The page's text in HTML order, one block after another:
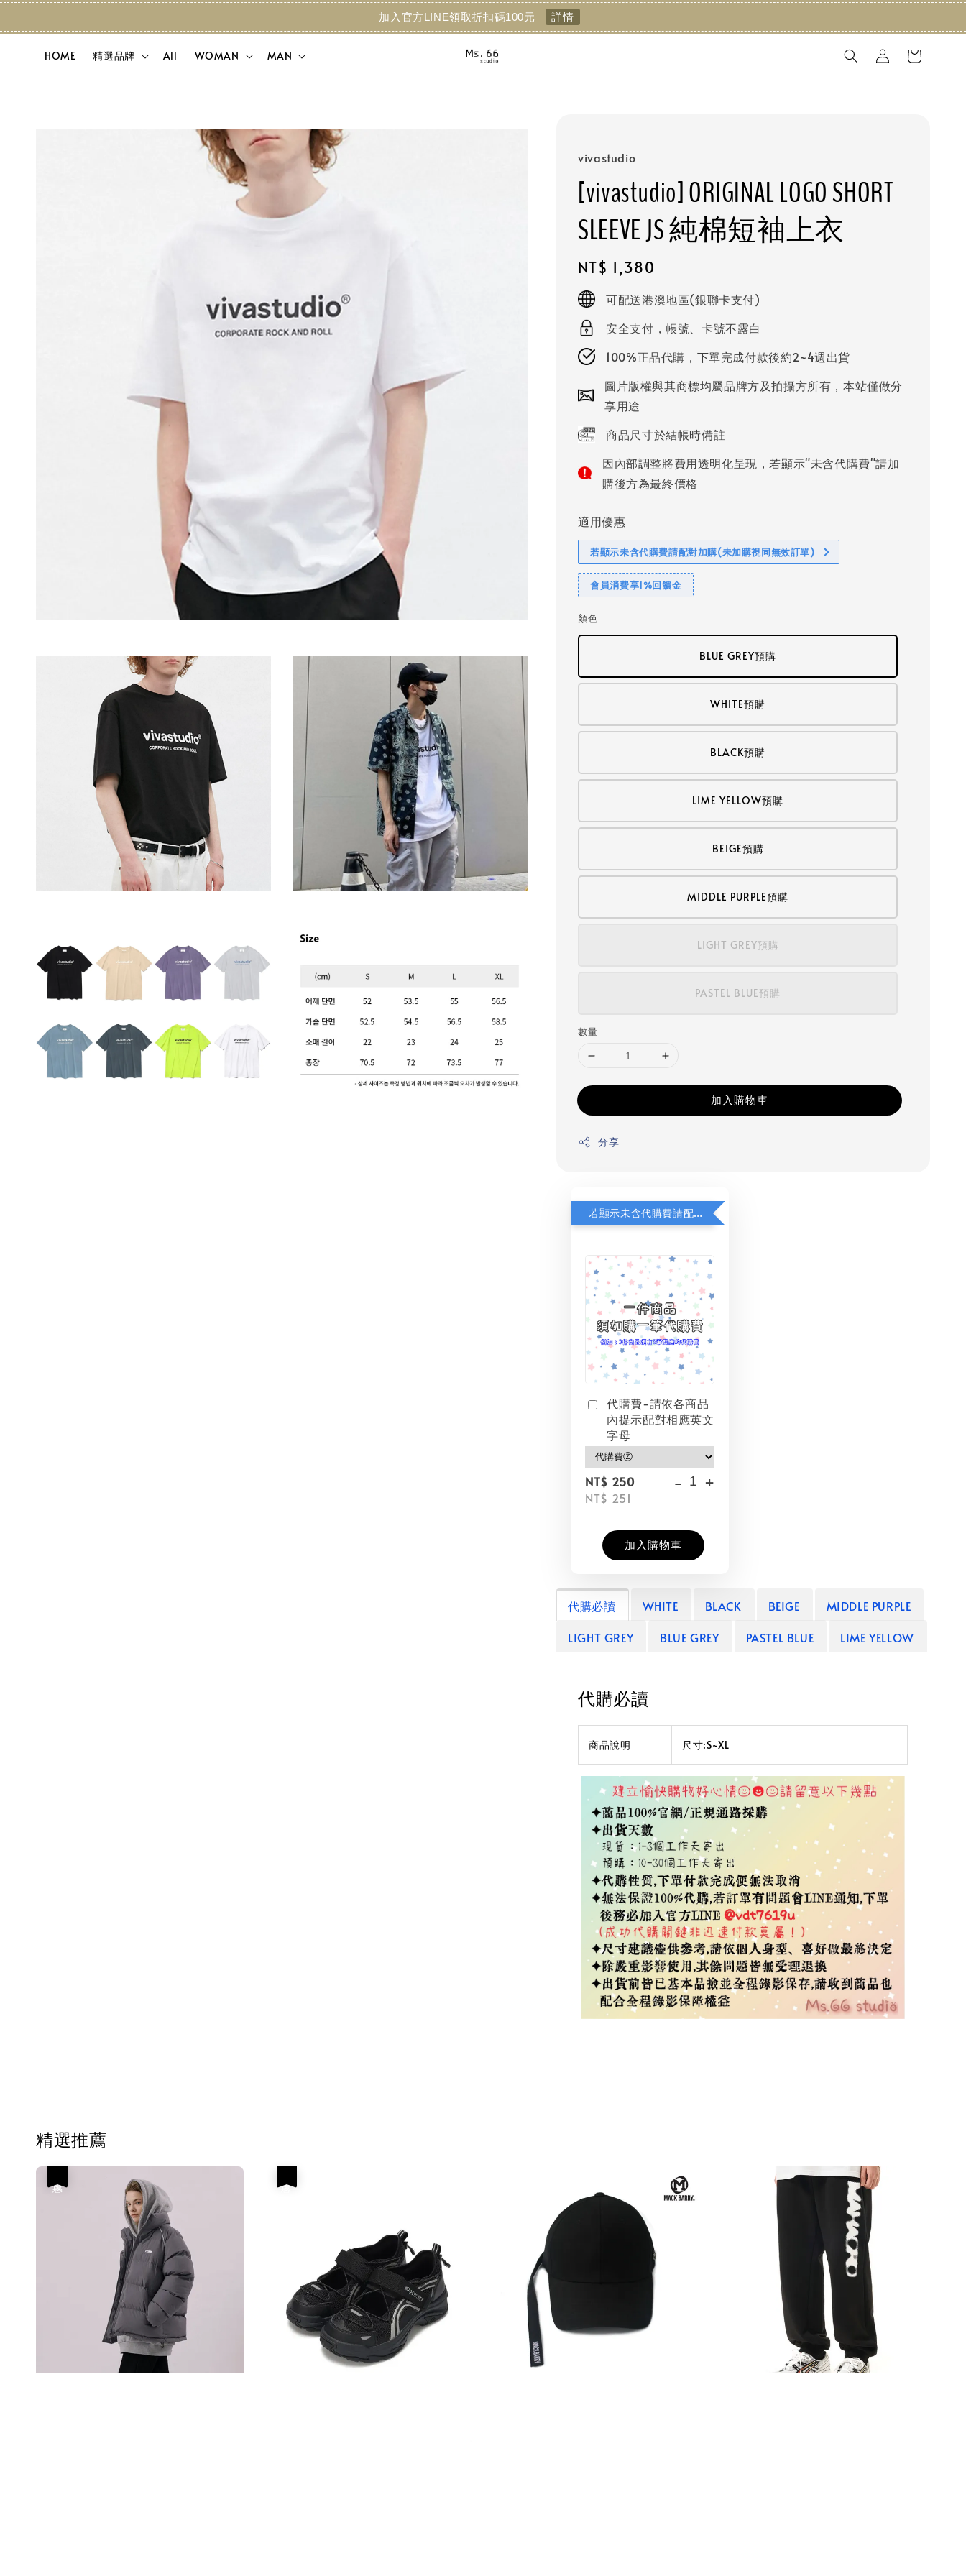
加入官方LINE領取折扣碼100元 詳情
HOME 精選品牌 All WOMAN MAN
vivastudio
[vivastudio] ORIGINAL LOGO SHORT
SLEEVE JS 純棉短袖上衣
Regular
price
NT$ 1,380
可配送港澳地區(銀聯卡支付)
安全支付，帳號、卡號不露白
100%正品代購，下單完成付款後約2~4週出貨
圖片版權與其商標均屬品牌方及拍攝方所有，本站僅做分
享用途
商品尺寸於結帳時備註
因內部調整將費用透明化呈現，若顯示"未含代購費"請加
購後方為最終價格
適用優惠
若顯示未含代購費請配對加購(未加購視同無效訂單)
會員消費享1%回饋金
顏色
BLUE GREY預購
WHITE預購
BLACK預購
LIME YELLOW預購
BEIGE預購
MIDDLE PURPLE預購
LIGHT GREY預購
PASTEL BLUE預購
數量
加入購物車
分享
若顯示未含代購費請配對加購(未加購視同無效訂單)
代購費-請依各商品
內提示配對相應英文
字母
NT$ 250
NT$ 251
- +
加入購物車
代購必讀 WHITE BLACK BEIGE
MIDDLE PURPLE
LIGHT GREY
BLUE GREY PASTEL BLUE LIME YELLOW
代購必讀
商品說明 尺寸:S~XL
精選推薦